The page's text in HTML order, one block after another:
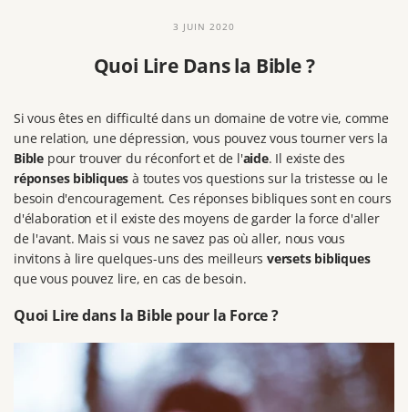
3 JUIN 2020
Quoi Lire Dans la Bible ?
Si vous êtes en difficulté dans un domaine de votre vie, comme
une relation, une dépression, vous pouvez vous tourner vers la
Biblepour trouver du réconfort et de l'aide. Il existe des
réponses bibliques à toutes vos questions sur la tristesse ou le
besoin d'encouragement. Ces réponses bibliques sont en cours
d'élaboration et il existe des moyens de garder la force d'aller
de l'avant. Mais si vous ne savez pas où aller, nous vous
invitons à lire quelques-uns des meilleurs versets bibliques
que vous pouvez lire, en cas de besoin.
Quoi Lire dans la Bible pour la Force ?